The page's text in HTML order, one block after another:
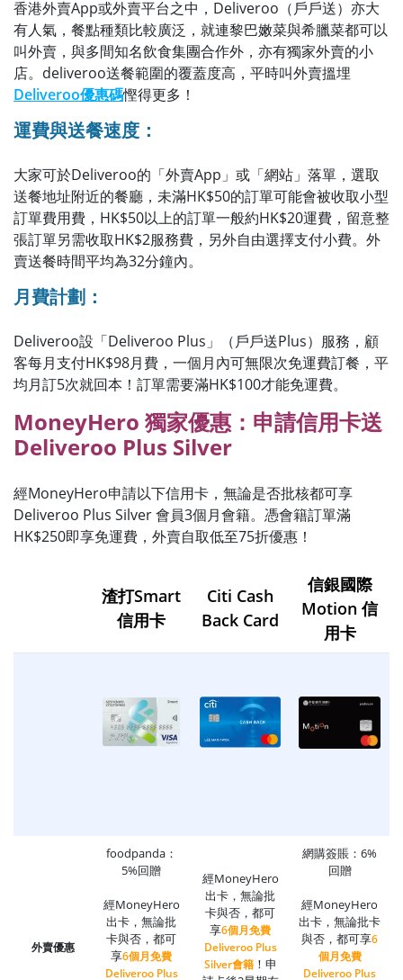
香港外賣App或外賣平台之中，Deliveroo（戶戶送）亦大
有人氣，餐點種類比較廣泛，就連黎巴嫩菜與希臘菜都可以
叫外賣，與多間知名飲食集團合作外，亦有獨家外賣的小
店。deliveroo送餐範圍的覆蓋度高，平時叫外賣搵埋
Deliveroo優惠碼慳得更多！
運費與送餐速度：
大家可於Deliveroo的「外賣App」或「網站」落單，選取
送餐地址附近的餐廳，未滿HK$50的訂單可能會被收取小型
訂單費用費，HK$50以上的訂單一般約HK$20運費，留意整
張訂單另需收取HK$2服務費，另外自由選擇支付小費。外
賣送餐時間平均為32分鐘內。
月費計劃：
Deliveroo設「Deliveroo Plus」（戶戶送Plus）服務，顧
客每月支付HK$98月費，一個月內可無限次免運費訂餐，平
均月訂5次就回本！訂單需要滿HK$100才能免運費。
MoneyHero 獨家優惠：申請信用卡送
Deliveroo Plus Silver
經MoneyHero申請以下信用卡，無論是否批核都可享
Deliveroo Plus Silver 會員3個月會籍。憑會籍訂單滿
HK$250即享免運費，外賣自取低至75折優惠！
渣打Smart
信用卡
Citi Cash
Back Card
信銀國際
Motion 信
用卡
外賣優惠
foodpanda：
5%回贈
經MoneyHero
出卡，無論批
卡與否，都可
享6個月免費
Deliveroo Plus
經MoneyHero
出卡，無論批
卡與否，都可
享6個月免費
Deliveroo Plus
Silver會籍！申
網購簽賬：6%
回贈
經MoneyHero
出卡，無論批卡
與否，都可享6
個月免費
Deliveroo Plus